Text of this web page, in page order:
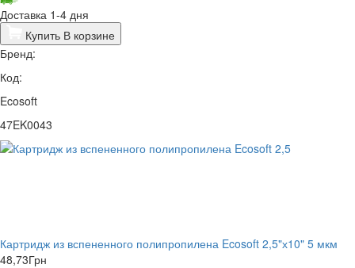
Доставка 1-4 дня
Купить В корзине
Бренд:
Код:
Ecosoft
47EK0043
Картридж из вспененного полипропилена Ecosoft 2,5"х10" 5 мкм
48,73Грн